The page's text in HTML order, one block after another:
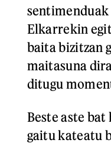
Elkarrekin
baita bizitzan
maitasuna
ditugu
Beste aste bat
gaitu kateatu